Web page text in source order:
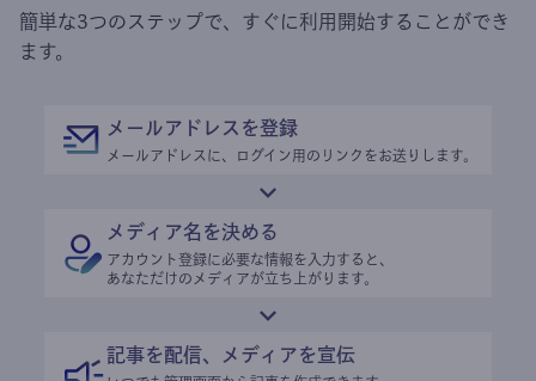
簡単な3つのステップで、すぐに利用開始することができ
ます。
メールアドレスを登録
メールアドレスに、ログイン用のリンクをお送りします。
メディア名を決める
アカウント登録に必要な情報を入力すると、
あなただけのメディアが立ち上がります。
記事を配信、メディアを宣伝